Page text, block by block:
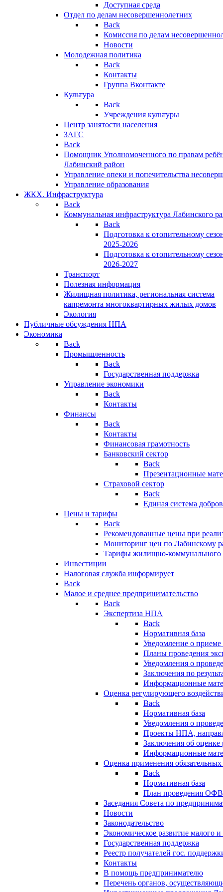
Доступная среда
Отдел по делам несовершеннолетних
Back
Комиссия по делам
Новости
Молодежная политика
Back
Контакты
Группа Вконтакте
Культура
Back
Учреждения культуры
Центр занятости населения
ЗАГС
Back
Помощник Уполномоченного по правам
Лабинский район
Управление опеки и попечительства
Управление образования
ЖКХ. Инфраструктура
Back
Коммунальная инфраструктура Лабинского
Back
Подготовка к отопительному
2025-2026
Подготовка к отопительному
2026-2027
Транспорт
Полезная информация
Жилищная политика, региональная система
капремонта многоквартирных жилых домов
Экология
Публичные обсуждения НПА
Экономика
Back
Промышленность
Back
Государственная поддержка
Управление экономики
Back
Контакты
Финансы
Back
Контакты
Финансовая грамотность
Банковский сектор
Back
Презентационные
Страховой сектор
Back
Единая система
Цены и тарифы
Back
Рекомендованные цены при
Мониторинг цен по Лабинскому
Тарифы жилищно-коммунального
Инвестиции
Налоговая служба информирует
Back
Малое и среднее предпринимательство
Back
Экспертиза НПА
Back
Нормативная база
Уведомление о
Планы проведения
Уведомления о
Заключения по
Информационные
Оценка регулирующего
Back
Нормативная база
Уведомления о
Проекты НПА,
Заключения об
Информационные
Оценка применения
Back
Нормативная база
План проведения
Заседания Совета по
Новости
Законодательство
Экономическое развитие малого и
Государственная поддержка
Реестр получателей гос.
Контакты
В помощь предпринимателю
Перечень органов,